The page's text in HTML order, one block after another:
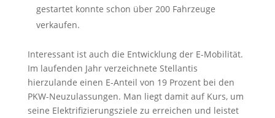
gestartet konnte schon über 200 Fahrzeuge
verkaufen.
Interessant ist auch die Entwicklung der E-Mobilität.
Im laufenden Jahr verzeichnete Stellantis
hierzulande einen E-Anteil von 19 Prozent bei den
PKW-Neuzulassungen. Man liegt damit auf Kurs, um
seine Elektrifizierungsziele zu erreichen und leistet